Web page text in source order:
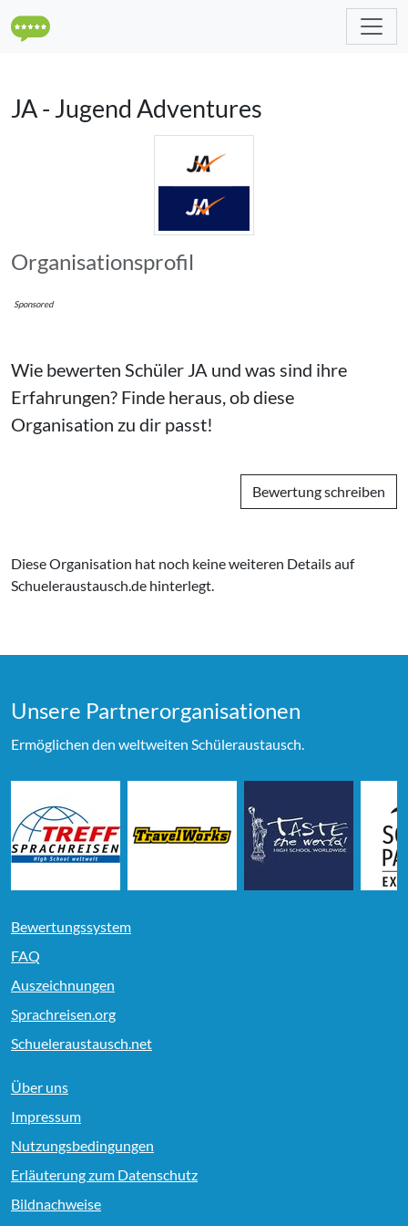
JA - Jugend Adventures
Organisations­profil
Sponsored
Wie bewerten Schüler JA und was sind ihre
Erfahrungen? Finde heraus, ob diese
Organisation zu dir passt!
Bewertung schreiben
Diese Organisation hat noch keine weiteren Details auf
Schueleraustausch.de hinterlegt.
Unsere Partner­organi­sationen
Ermöglichen den weltweiten Schüleraustausch.
Bewertungssystem
FAQ
Auszeichnungen
Sprachreisen.org
Schueleraustausch.net
Über uns
Impressum
Nutzungsbedingungen
Erläuterung zum Datenschutz
Bildnachweise